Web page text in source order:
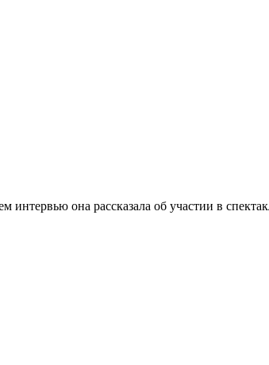
она рассказала об участии в